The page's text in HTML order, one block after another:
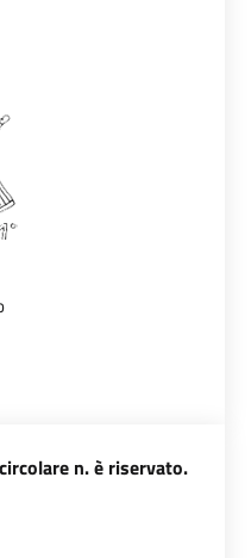
n. è riservato.